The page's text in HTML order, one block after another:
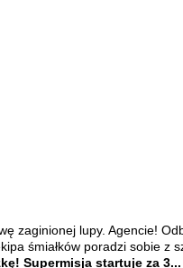
zaginionej lupy. Agencie!
śmiałków poradzi sobie z
Supermisja startuje za 3...